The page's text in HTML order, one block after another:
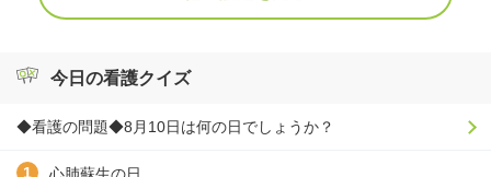
今日の看護クイズ
◆看護の問題◆8月10日は何の日でしょうか？